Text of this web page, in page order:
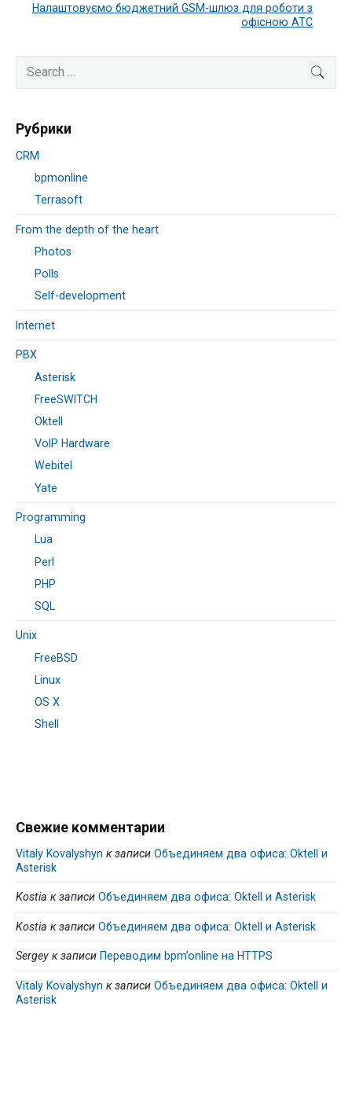
Next
post:
Налаштовуємо бюджетний GSM-шлюз для роботи з
офісною АТС
Primary
Sidebar
for:
Рубрики
CRM
bpmonline
Terrasoft
From the depth of the heart
Photos
Polls
Self-development
Internet
PBX
Asterisk
FreeSWITCH
Oktell
VoIP Hardware
Webitel
Yate
Programming
Lua
Perl
PHP
SQL
Unix
FreeBSD
Linux
OS X
Shell
Свежие комментарии
Vitaly Kovalyshyn к записи Объединяем два офиса: Oktell и
Asterisk
Kostia к записи Объединяем два офиса: Oktell и Asterisk
Kostia к записи Объединяем два офиса: Oktell и Asterisk
Sergey к записи Переводим bpm’online на HTTPS
Vitaly Kovalyshyn к записи Объединяем два офиса: Oktell и
Asterisk